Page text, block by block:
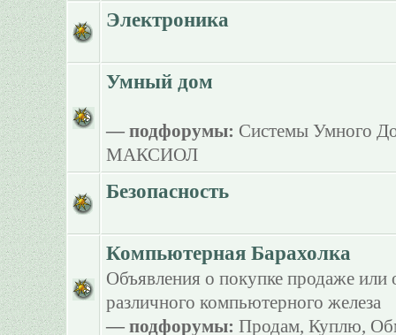
Электроника
Умный дом
— подфорумы: Системы Умного
МАКСИОЛ
Безопасность
Компьютерная Барахолка
Объявления о покупке продаже или
различного компьютерного железа
— подфорумы: Продам, Куплю,